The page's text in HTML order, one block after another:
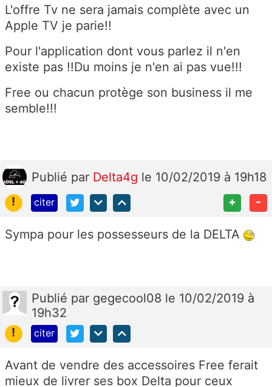
L'offre Tv ne sera jamais complète avec un
Apple TV je parie!!
Pour l'application dont vous parlez il n'en
existe pas !!Du moins je n'en ai pas vue!!!
Free ou chacun protège son business il me
semble!!!
Publié par Delta4g le 10/02/2019 à 19h18
!
citer + -
Sympa pour les possesseurs de la DELTA
Publié par gegecool08 le 10/02/2019 à
19h32
!
citer
Avant de vendre des accessoires Free ferait
mieux de livrer ses box Delta pour ceux